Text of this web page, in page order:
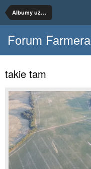
Albumy użytkowników
Forum Farmera
takie tam